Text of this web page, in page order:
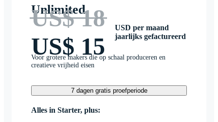
Unlimited
US$ 18
US$ 15
USD per maand
jaarlijks gefactureerd
Voor grotere makers die op schaal produceren en
creatieve vrijheid eisen
7 dagen gratis proefperiode
Alles in Starter, plus: